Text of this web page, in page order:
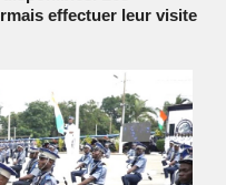
effectuer leur visite